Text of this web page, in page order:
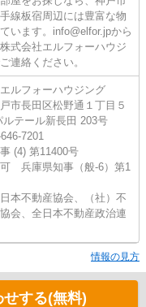
線板宿周辺には豊富な物
います。info@elfor.jpから
式会社エルフォーハウジ
連絡ください。
ルフォーハウジング
市長田区松野通１丁目５
ルテール新長田 203号
7201
(4) 第11400号
兵庫県知事（般-6）第1
日本不動産協会、（社）不
会、全日本不動産政治連
情報の見方
せする(無料)